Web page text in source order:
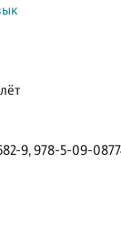
9,978-5-09-